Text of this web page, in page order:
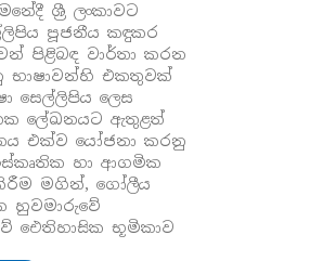
ශ්‍රී ලංකාවට
පූජනීය කඳුකර
පිළිබඳ වාර්තා කරන
භාෂාවන්හි එකතුවක්
සෙල්ලිපිය ලෙස
ලේඛනයට ඇතුළත්
එක්ව යෝජනා කරනු
හා ආගමික
මගින්, ගෝලීය
හුවමාරුවේ
ඓතිහාසික භූමිකාව